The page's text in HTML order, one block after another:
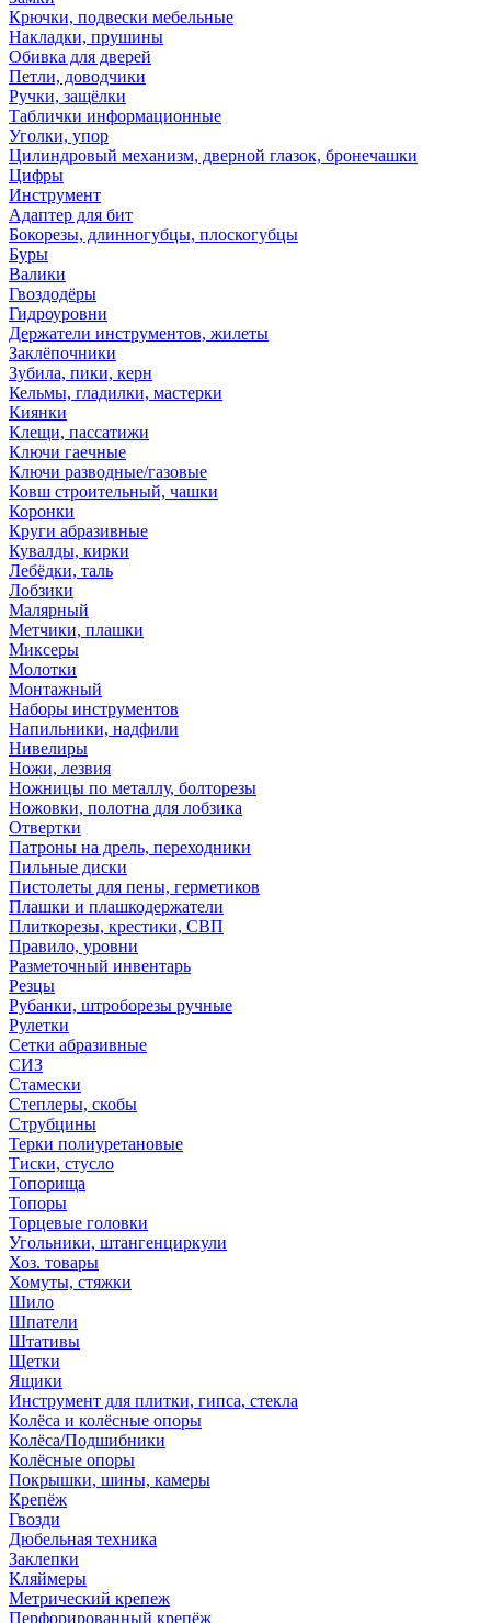
Крючки, подвески мебельные
Накладки, прушины
Обивка для дверей
Петли, доводчики
Ручки, защёлки
Таблички информационные
Уголки, упор
Цилиндровый механизм, дверной глазок, бронечашки
Цифры
Инструмент
Адаптер для бит
Бокорезы, длинногубцы, плоскогубцы
Буры
Валики
Гвоздодёры
Гидроуровни
Держатели инструментов, жилеты
Заклёпочники
Зубила, пики, керн
Кельмы, гладилки, мастерки
Киянки
Клещи, пассатижи
Ключи гаечные
Ключи разводные/газовые
Ковш строительный, чашки
Коронки
Круги абразивные
Кувалды, кирки
Лебёдки, таль
Лобзики
Малярный
Метчики, плашки
Миксеры
Молотки
Монтажный
Наборы инструментов
Напильники, надфили
Нивелиры
Ножи, лезвия
Ножницы по металлу, болторезы
Ножовки, полотна для лобзика
Отвертки
Патроны на дрель, переходники
Пильные диски
Пистолеты для пены, герметиков
Плашки и плашкодержатели
Плиткорезы, крестики, СВП
Правило, уровни
Разметочный инвентарь
Резцы
Рубанки, штроборезы ручные
Рулетки
Сетки абразивные
СИЗ
Стамески
Степлеры, скобы
Струбцины
Терки полиуретановые
Тиски, стусло
Топорища
Топоры
Торцевые головки
Угольники, штангенциркули
Хоз. товары
Хомуты, стяжки
Шило
Шпатели
Штативы
Щетки
Ящики
Инструмент для плитки, гипса, стекла
Колёса и колёсные опоры
Колёса/Подшибники
Колёсные опоры
Покрышки, шины, камеры
Крепёж
Гвозди
Дюбельная техника
Заклепки
Кляймеры
Метрический крепеж
Перфорированный крепёж